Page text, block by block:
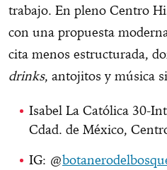
trabajo. En pleno Centro
con una propuesta
cita menos estructurada,
drinks, antojitos y música
Isabel La Católica 30-
Cdad. de México,
IG: @